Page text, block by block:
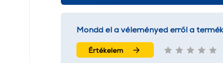
Mondd el a véleményed erről a
Értékelem